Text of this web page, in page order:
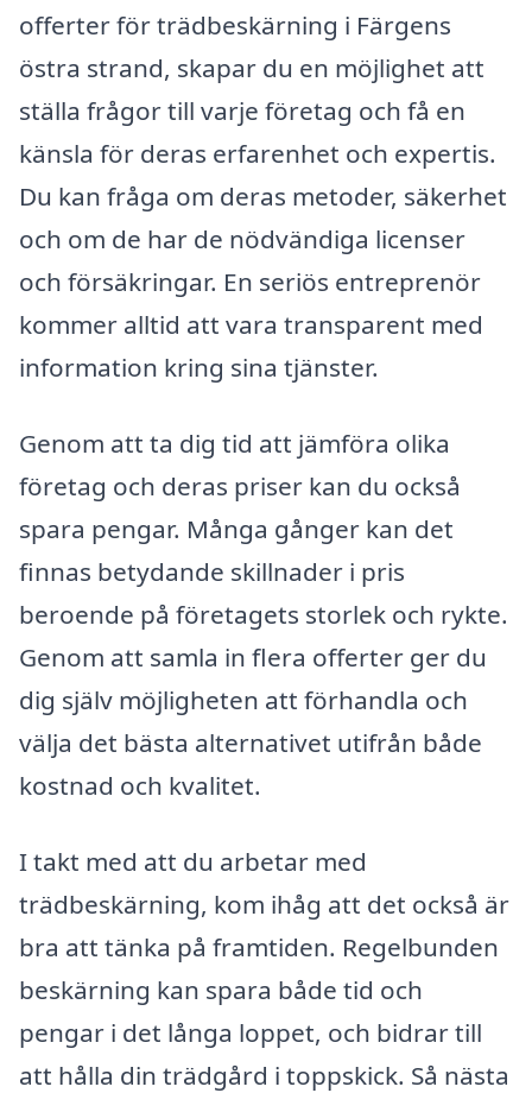
offerter för trädbeskärning i Färgens
östra strand, skapar du en möjlighet att
ställa frågor till varje företag och få en
känsla för deras erfarenhet och expertis.
Du kan fråga om deras metoder, säkerhet
och om de har de nödvändiga licenser
och försäkringar. En seriös entreprenör
kommer alltid att vara transparent med
information kring sina tjänster.
Genom att ta dig tid att jämföra olika
företag och deras priser kan du också
spara pengar. Många gånger kan det
finnas betydande skillnader i pris
beroende på företagets storlek och rykte.
Genom att samla in flera offerter ger du
dig själv möjligheten att förhandla och
välja det bästa alternativet utifrån både
kostnad och kvalitet.
I takt med att du arbetar med
trädbeskärning, kom ihåg att det också är
bra att tänka på framtiden. Regelbunden
beskärning kan spara både tid och
pengar i det långa loppet, och bidrar till
att hålla din trädgård i toppskick. Så nästa